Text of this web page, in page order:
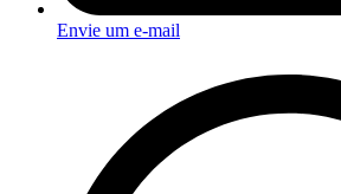
Envie um e-mail